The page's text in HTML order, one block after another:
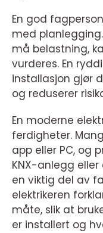
En god
med
må belastning,
vurderes. En
installasjon gjør
og reduserer
En moderne
ferdigheter.
app eller PC, og
KNX-anlegg
en viktig del av
elektrikeren
måte, slik at
er installert og